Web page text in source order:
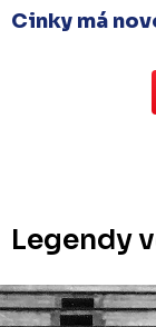
Cinky má
Legendy